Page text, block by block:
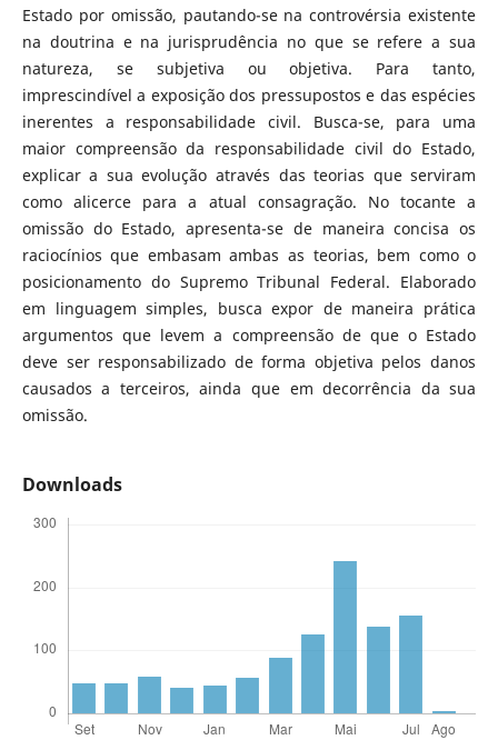
Estado por omissão, pautando-se na controvérsia existente
na doutrina e na jurisprudência no que se refere a sua
natureza, se subjetiva ou objetiva. Para tanto,
imprescindível a exposição dos pressupostos e das espécies
inerentes a responsabilidade civil. Busca-se, para uma
maior compreensão da responsabilidade civil do Estado,
explicar a sua evolução através das teorias que serviram
como alicerce para a atual consagração. No tocante a
omissão do Estado, apresenta-se de maneira concisa os
raciocínios que embasam ambas as teorias, bem como o
posicionamento do Supremo Tribunal Federal. Elaborado
em linguagem simples, busca expor de maneira prática
argumentos que levem a compreensão de que o Estado
deve ser responsabilizado de forma objetiva pelos danos
causados a terceiros, ainda que em decorrência da sua
omissão.
Downloads